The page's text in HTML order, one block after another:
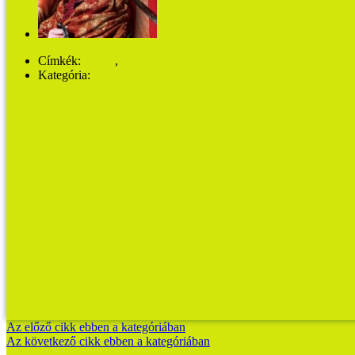
Címkék: ,
Kategória:
Az előző cikk ebben a kategóriában
Az következő cikk ebben a kategóriában